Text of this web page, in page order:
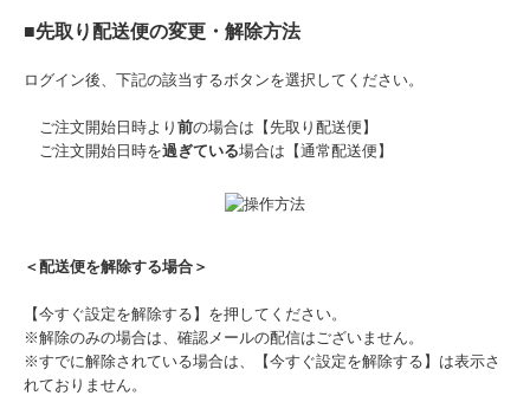
■先取り配送便の変更・解除方法
ログイン後、下記の該当するボタンを選択してください。
ご注文開始日時より 前の場合は【先取り配送便】
ご注文開始日時を過ぎている場合は【通常配送便】
＜配送便を解除する場合＞
【今すぐ設定を解除する】を押してください。
※解除のみの場合は、確認メールの配信はございません。
※すでに解除されている場合は、【今すぐ設定を解除する】は表示さ
れておりません。